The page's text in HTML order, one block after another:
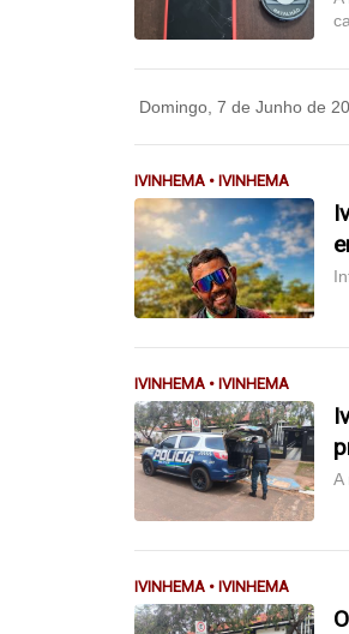
Domingo, 7 de Junho de
IVINHEMA • IVINHEMA
IVINHEMA • IVINHEMA
A
IVINHEMA • IVINHEMA